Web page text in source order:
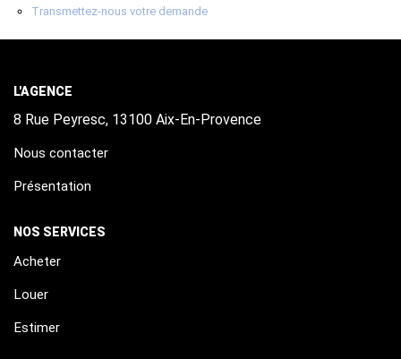
Transmettez-nous votre demande
L'AGENCE
Nous contacter
Présentation
Acheter
Louer
Estimer